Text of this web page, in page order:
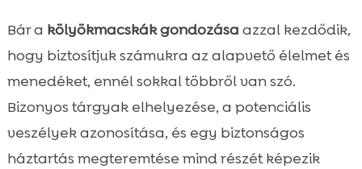
Bár a kölyökmacskák gondozása azzal kezdődik,
hogy biztosítjuk számukra az alapvető élelmet és
menedéket, ennél sokkal többről van szó.
Bizonyos tárgyak elhelyezése, a potenciális
veszélyek azonosítása, és egy biztonságos
háztartás megteremtése mind részét képezik